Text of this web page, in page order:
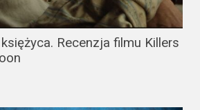
Recenzja filmu Killers